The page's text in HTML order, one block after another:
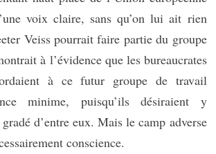
voix claire, sans qu’on lui ait rien
Veiss pourrait faire partie du groupe
à l’évidence que les bureaucrates
à ce futur groupe de travail
minime, puisqu’ils désiraient y
d’entre eux. Mais le camp adverse
conscience.